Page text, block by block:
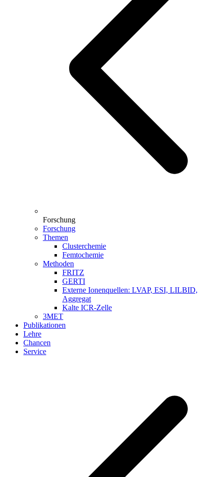
Forschung
Forschung
Themen
Clusterchemie
Femtochemie
Methoden
FRITZ
GERTI
Externe Ionenquellen: LVAP, ESI, LILBID,
Aggregat
Kalte ICR-Zelle
3MET
Publikationen
Lehre
Chancen
Service